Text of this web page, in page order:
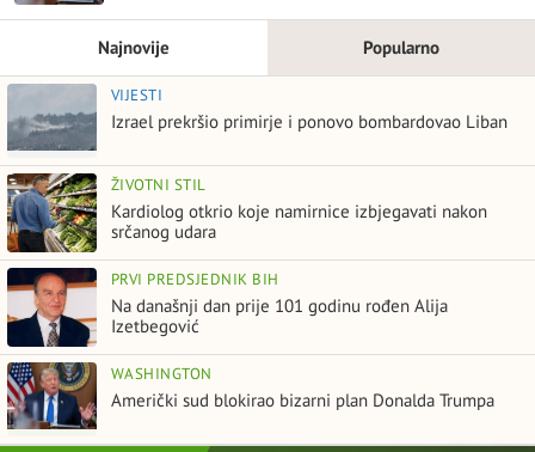
Najnovije Popularno
VIJESTI
Izrael prekršio primirje i ponovo bombardovao Liban
ŽIVOTNI STIL
Kardiolog otkrio koje namirnice izbjegavati nakon
srčanog udara
PRVI PREDSJEDNIK BIH
Na današnji dan prije 101 godinu rođen Alija
Izetbegović
WASHINGTON
Američki sud blokirao bizarni plan Donalda Trumpa